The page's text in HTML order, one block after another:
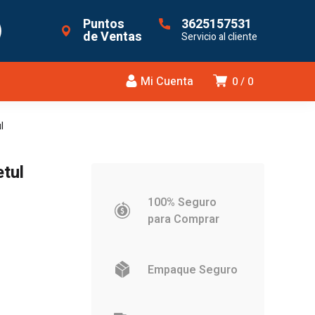
Puntos
de Ventas
3625157531
Servicio al cliente
0 0
Mi Cuenta
100% Seguro
para Comprar
Empaque Seguro